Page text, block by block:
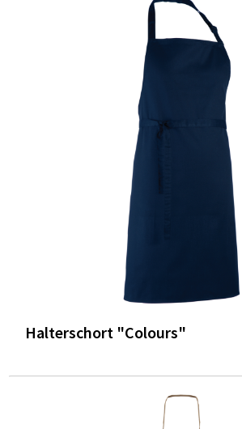
Halterschort "Colours"